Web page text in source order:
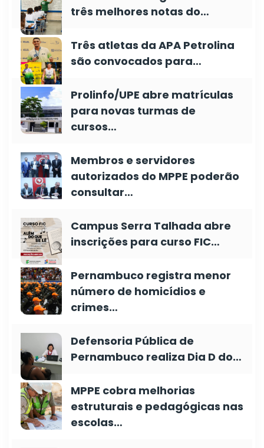
três melhores notas do…
Três atletas da APA Petrolina
são convocados para…
Prolinfo/UPE abre matrículas
para novas turmas de
cursos…
Membros e servidores
autorizados do MPPE poderão
consultar…
Campus Serra Talhada abre
inscrições para curso FIC…
Pernambuco registra menor
número de homicídios e
crimes…
Defensoria Pública de
Pernambuco realiza Dia D do…
MPPE cobra melhorias
estruturais e pedagógicas nas
escolas…